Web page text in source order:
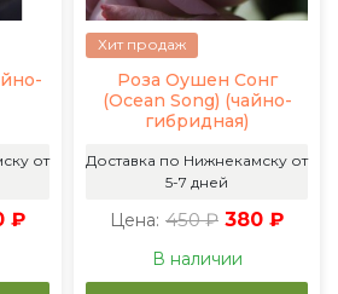
от
₽
Хит продаж
Роза Оушен Сонг
(Ocean Song) (чайно-
гибридная)
Доставка по Нижнекамску от
5-7 дней
Цена: 450 ₽ 380 ₽
В наличии